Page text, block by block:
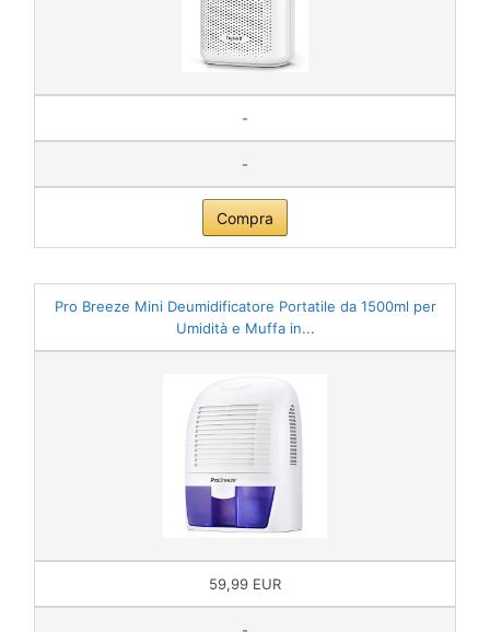
-
-
Compra
Pro Breeze Mini Deumidificatore Portatile da 1500ml per
Umidità e Muffa in...
59,99 EUR